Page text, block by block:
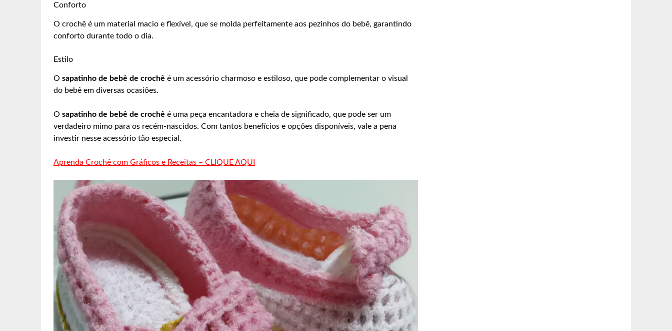
Conforto
O crochê é um material macio e flexível, que se molda perfeitamente aos pezinhos do bebê, garantindo
conforto durante todo o dia.
Estilo
O sapatinho de bebê de crochê é um acessório charmoso e estiloso, que pode complementar o visual
do bebê em diversas ocasiões.
O sapatinho de bebê de crochê é uma peça encantadora e cheia de significado, que pode ser um
verdadeiro mimo para os recém-nascidos. Com tantos benefícios e opções disponíveis, vale a pena
investir nesse acessório tão especial.
Aprenda Crochê com Gráficos e Receitas – CLIQUE AQUI